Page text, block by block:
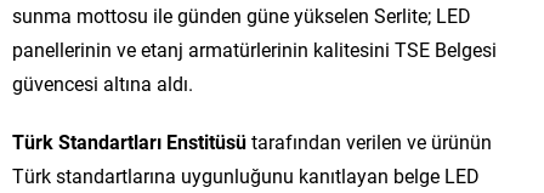
sunma mottosu ile günden güne yükselen Serlite; LED
panellerinin ve etanj armatürlerinin kalitesini TSE Belgesi
güvencesi altına aldı.
Türk Standartları Enstitüsütarafından verilen ve ürünün
Türk standartlarına uygunluğunu kanıtlayan belge LED